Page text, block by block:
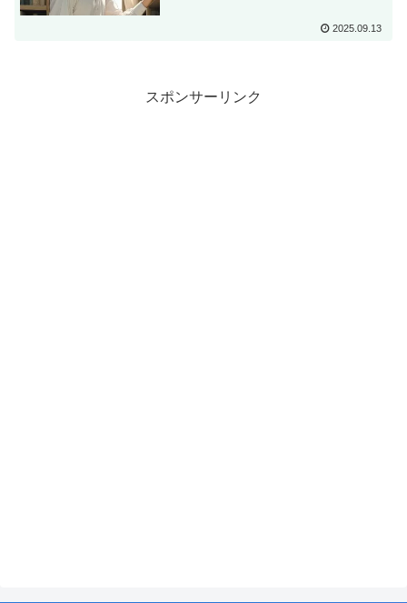
2025.09.13
スポンサーリンク